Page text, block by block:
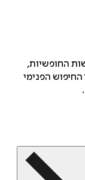
החופשיות,
הפנימי